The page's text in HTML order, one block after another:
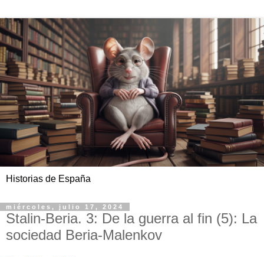
Historias de España
miércoles, julio 17, 2024
Stalin-Beria. 3: De la guerra al fin (5): La
sociedad Beria-Malenkov